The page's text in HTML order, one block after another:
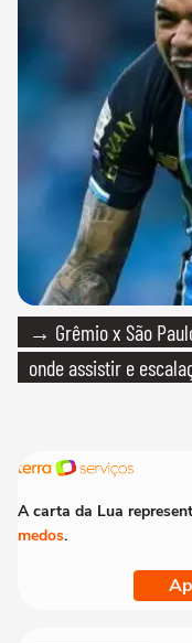
→ Grêmio x São
onde assistir e
A carta da Lua
medos.